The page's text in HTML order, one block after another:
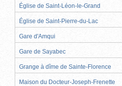
Église de Saint-Léon-le-Grand
Église de Saint-Pierre-du-Lac
Gare d'Amqui
Gare de Sayabec
Grange à dîme de Sainte-Florence
Maison du Docteur-Joseph-Frenette